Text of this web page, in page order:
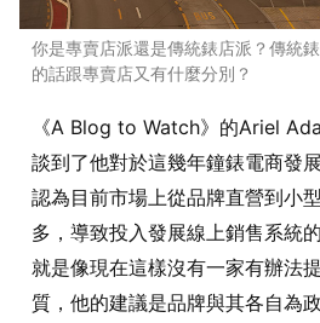
你是專賣店派還是傳統錶店派？傳統
的話跟專賣店又有什麼分別？
《A Blog to Watch》的Ariel
談到了他對於這幾年鐘錶電商發
認為目前市場上從品牌直營到小
多，導致投入發展線上銷售系統
就是像現在這樣沒有一家有辦法
質，他的建議是品牌與其各自為